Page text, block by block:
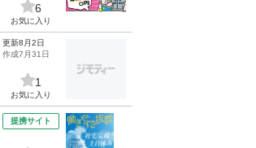
6
お気に入り
更新8月2日
作成7月31日
1
お気に入り
提携サイト